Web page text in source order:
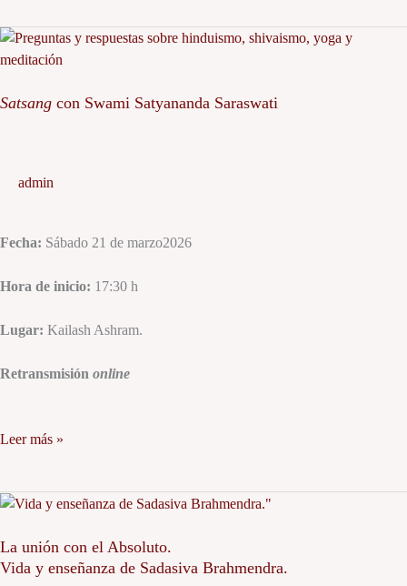
Satsang con Swami Satyananda Saraswati
admin
Fecha: Sábado 21 de marzo2026
Hora de inicio: 17:30 h
Lugar: Kailash Ashram.
Retransmisión online
Satsang
con
Satyananda
Leer más »
La unión con el Absoluto.
Vida y enseñanza de Sadasiva Brahmendra.
La
con
el